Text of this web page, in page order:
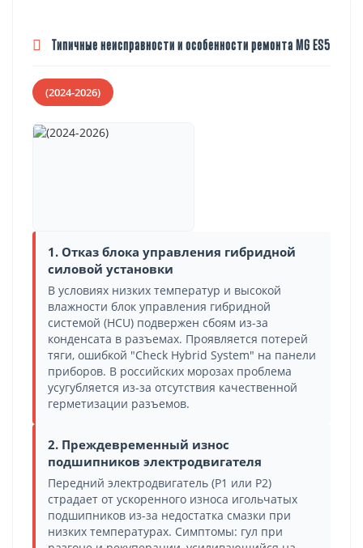
Типичные неисправности и особенности ремонта MG ES5
(2024-2026)
1. Отказ блока управления гибридной
силовой установки
В условиях низких температур и высокой
влажности блок управления гибридной
системой (HCU) подвержен сбоям из-за
конденсата в разъемах. Проявляется потерей
тяги, ошибкой "Check Hybrid System" на панели
приборов. В российских морозах проблема
усугубляется из-за отсутствия качественной
герметизации разъемов.
2. Преждевременный износ
подшипников электродвигателя
Передний электродвигатель (P1 или P2)
страдает от ускоренного износа игольчатых
подшипников из-за недостатка смазки при
низких температурах. Симптомы: гул при